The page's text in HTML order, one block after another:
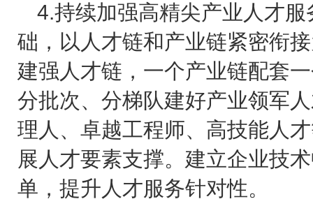
4.持续加强高精尖产业人才
础，以人才链和产业链紧密衔
建强人才链，一个产业链配套
分批次、分梯队建好产业领军
理人、卓越工程师、高技能人
展人才要素支撑。建立企业技
单，提升人才服务针对性。